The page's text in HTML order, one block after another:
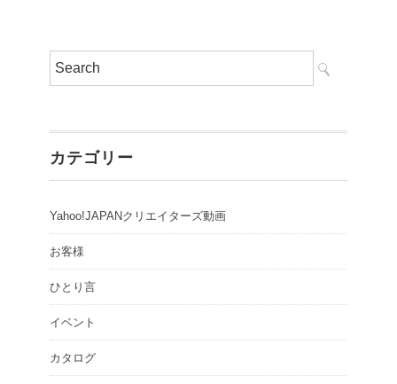
カテゴリー
Yahoo!JAPANクリエイターズ動画
お客様
ひとり言
イベント
カタログ